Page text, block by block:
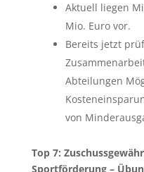
Aktuell liegen
Mio. Euro vor.
Bereits jetzt
Abteilungen
von
Top 7:
Sportförderung –